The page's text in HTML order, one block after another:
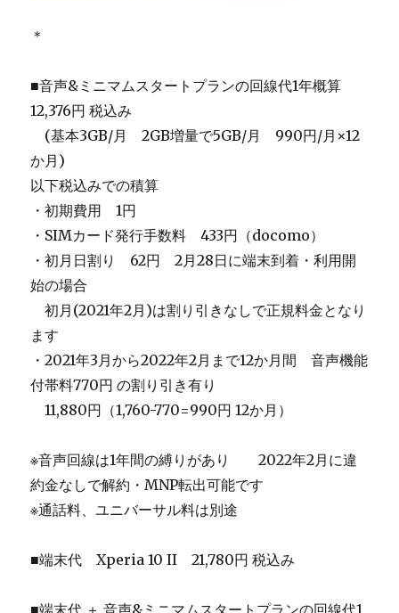
＊
■音声&ミニマムスタートプランの回線代1年概算
12,376円 税込み
(基本3GB/月 2GB増量で5GB/月 990円/月×12
か月)
以下税込みでの積算
・初期費用 1円
・SIMカード発行手数料 433円（docomo）
・初月日割り 62円 2月28日に端末到着・利用開
始の場合
＿初月(2021年2月)は割り引きなしで正規料金となり
ます
・2021年3月から2022年2月まで12か月間 音声機能
付帯料770円 の割り引き有り
＿11,880円（1,760-770=990円 12か月）
※音声回線は1年間の縛りがあり 2022年2月に違
約金なしで解約・MNP転出可能です
※通話料、ユニバーサル料は別途
■端末代 Xperia 10 II 21,780円 税込み